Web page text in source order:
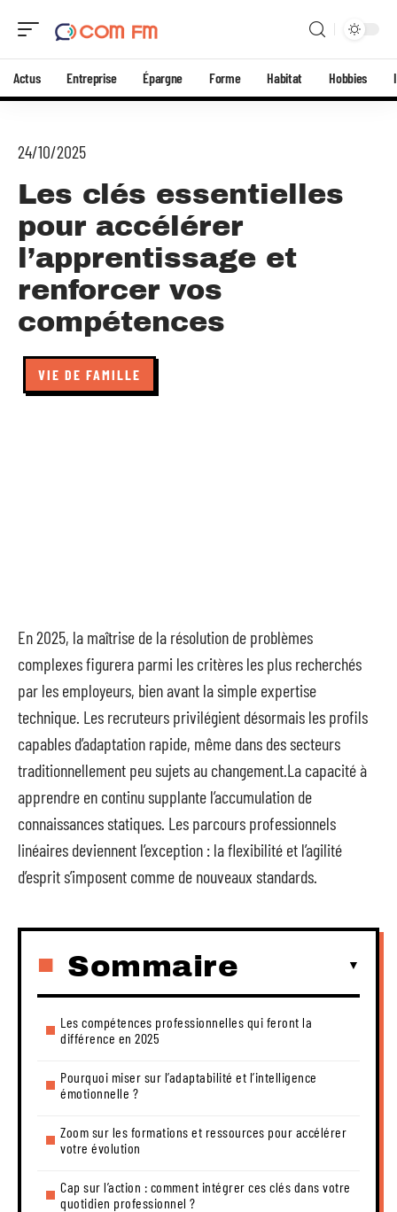
Actus Entreprise Épargne Forme Habitat Hobbies
24/10/2025
Les clés essentielles
pour accélérer
l’apprentissage et
renforcer vos
compétences
VIE DE FAMILLE
En 2025, la maîtrise de la résolution de problèmes
complexes figurera parmi les critères les plus recherchés
par les employeurs, bien avant la simple expertise
technique. Les recruteurs privilégient désormais les profils
capables d’adaptation rapide, même dans des secteurs
traditionnellement peu sujets au changement.La capacité à
apprendre en continu supplante l’accumulation de
connaissances statiques. Les parcours professionnels
linéaires deviennent l’exception : la flexibilité et l’agilité
d’esprit s’imposent comme de nouveaux standards.
Sommaire
Les compétences professionnelles qui feront la
différence en 2025
Pourquoi miser sur l’adaptabilité et l’intelligence
émotionnelle ?
Zoom sur les formations et ressources pour accélérer
votre évolution
Cap sur l’action : comment intégrer ces clés dans votre
quotidien professionnel ?